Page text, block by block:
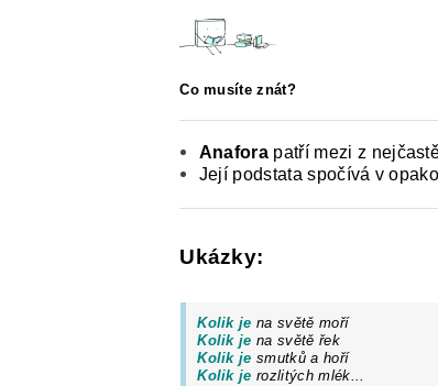
E-SHOP: UČEBNÍ
O NAŠICH STRÁNKÁCH
Co musíte znát?
Anafora patří mezi z
Její podstata spočívá v
Ukázky:
Kolik je na světě moří
Kolik je na světě řek
Kolik je smutků a hoří
Kolik je rozlitých mlék...